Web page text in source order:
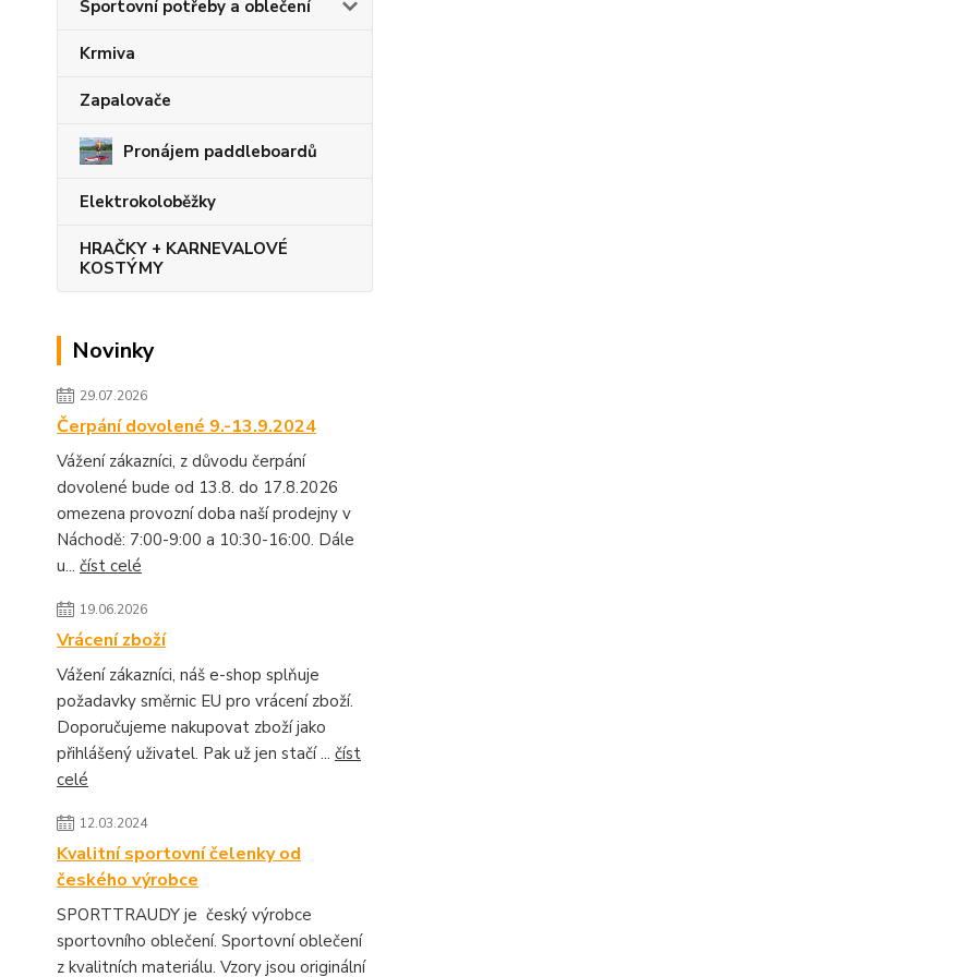
Sportovní potřeby a oblečení
Krmiva
Zapalovače
Pronájem paddleboardů
Elektrokoloběžky
HRAČKY + KARNEVALOVÉ
KOSTÝMY
Novinky
29.07.2026
Čerpání dovolené 9.-13.9.2024
Vážení zákazníci, z důvodu čerpání
dovolené bude od 13.8. do 17.8.2026
omezena provozní doba naší prodejny v
Náchodě: 7:00-9:00 a 10:30-16:00. Dále
u... číst celé
19.06.2026
Vrácení zboží
Vážení zákazníci, náš e-shop splňuje
požadavky směrnic EU pro vrácení zboží.
Doporučujeme nakupovat zboží jako
přihlášený uživatel. Pak už jen stačí ... číst
celé
12.03.2024
Kvalitní sportovní čelenky od
českého výrobce
SPORTTRAUDY je český výrobce
sportovního oblečení. Sportovní oblečení
z kvalitních materiálu. Vzory jsou originální